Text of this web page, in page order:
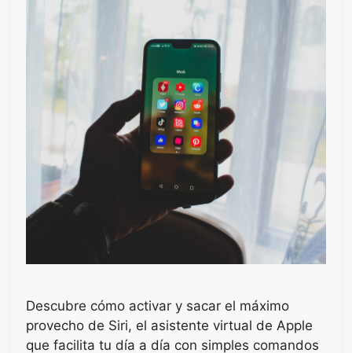
Descubre cómo activar y sacar el máximo
provecho de Siri, el asistente virtual de Apple
que facilita tu día a día con simples comandos